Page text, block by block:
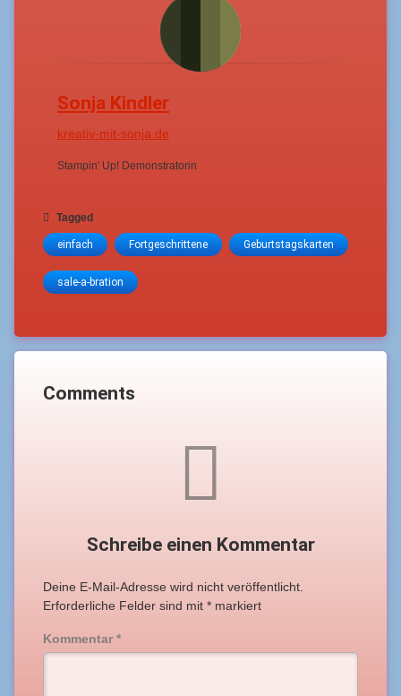
Sonja Kindler
kreativ-mit-sonja.de
Stampin' Up! Demonstratorin
Tagged
einfach Fortgeschrittene Geburtstagskarten
sale-a-bration
Comments
Schreibe einen Kommentar
Deine E-Mail-Adresse wird nicht veröffentlicht.
Erforderliche Felder sind mit * markiert
Kommentar *